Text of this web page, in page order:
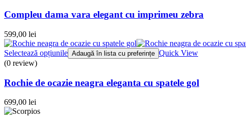
Compleu dama vara elegant cu imprimeu zebra
599,00 lei
Selectează opțiunile Adaugă în lista cu preferințe Quick View
(0 review)
Rochie de ocazie neagra eleganta cu spatele gol
699,00 lei